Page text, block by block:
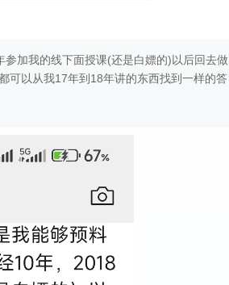
加我的线下面授课(还是白嫖的)以后回去做
可以从我17年到18年讲的东西找到一样的答